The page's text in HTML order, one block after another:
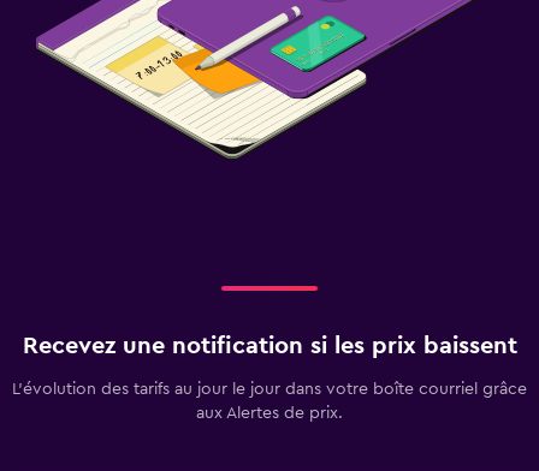
Recevez une notification si les prix baissent
L’évolution des tarifs au jour le jour dans votre boîte courriel grâce
aux Alertes de prix.